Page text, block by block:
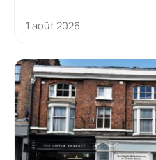
1 août 2026